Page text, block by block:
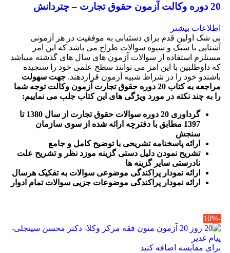
20 دوره وکالت آزمون حقوق تجارت – چتردانش
اطلاعات بیشتر
بی شک اولین قدم برای دستیابی به موفقیت در هر آزمونی
آشنایی با سبک و شیوه سوالات طراح می باشد که این امر
مستلزم استفاده از سوالات آزمون های سال های گذشته میباشد
که داوطلبین با این امر می توانند سطح علمی خود را سنجیده
باشندو خود را در شراط شبیه آزمون قراردهند. جهت سهولت
مراجعه به کتاب 20 دوره حقوق تجارت آزمون وکالت
توجه شما
را به چند نکته در مورد ویژگی های این کتاب جلب می نماییم:
گرداوری 20 دوره سوالات حقوق تجارت از سال 1380 تا
1397 مطابق با دفترچه ارائه شده از سوی سازمان
سنجش
ارائه پاسخنامه تشریحی با توضیح کامل و جامع
تشریح نمودن دلیل دستی گزینه موزد نظر و تشریح علت
نادرستی سایر گزینه ها
ارائه نمودار پراکندگی موضوعی سوالات به تفکیک هرسال
رائه نمودار پراکندگی موضوعات جزیی سوالات تمام ادوار
-10%
برای مقایسه اضافه کنید